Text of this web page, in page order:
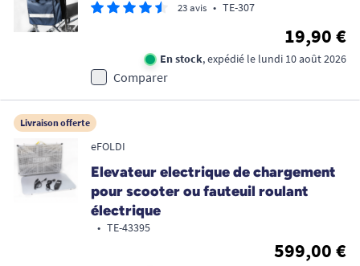
23 avis • TE-307
19,90 €
En stock, expédié le lundi 10 août 2026
Comparer
Livraison offerte
eFOLDI
Elevateur electrique de chargement
pour scooter ou fauteuil roulant
électrique
• TE-43395
599,00 €